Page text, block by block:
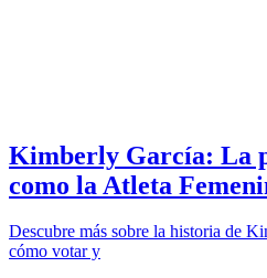
Kimberly García: La
como la Atleta
Descubre más sobre la historia de
cómo votar y